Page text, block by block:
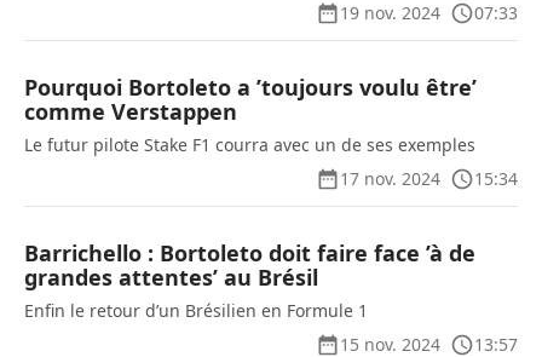
19 nov. 2024
07:33
Pourquoi Bortoleto a ’toujours voulu être’
comme Verstappen
Le futur pilote Stake F1 courra avec un de ses exemples
17 nov. 2024
15:34
Barrichello : Bortoleto doit faire face ’à de
grandes attentes’ au Brésil
Enfin le retour d’un Brésilien en Formule 1
15 nov. 2024
13:57